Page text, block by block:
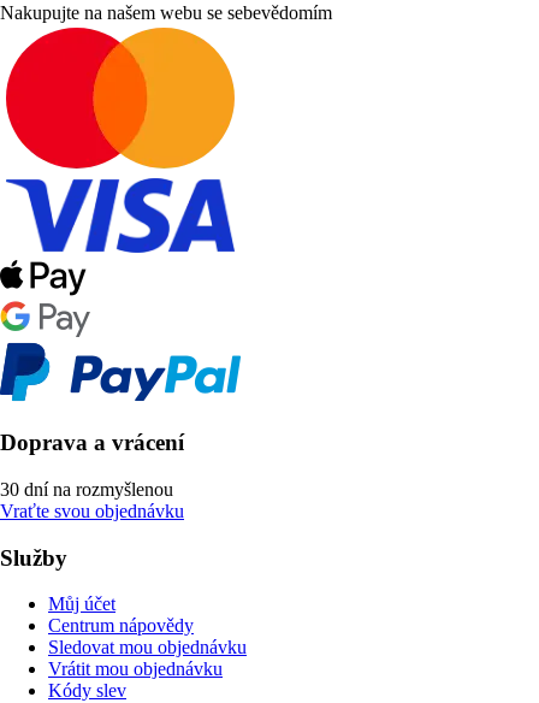
Nakupujte na našem webu se sebevědomím
Doprava a vrácení
30 dní na rozmyšlenou
Vraťte svou objednávku
Služby
Můj účet
Centrum nápovědy
Sledovat mou objednávku
Vrátit mou objednávku
Kódy slev